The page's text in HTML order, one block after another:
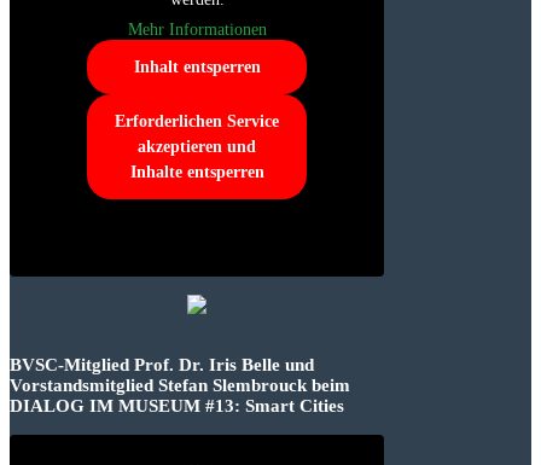
Mehr Informationen
Inhalt entsperren
Erforderlichen Service
akzeptieren und
Inhalte entsperren
BVSC-Mitglied Prof. Dr. Iris Belle und
Vorstandsmitglied Stefan Slembrouck beim
DIALOG IM MUSEUM #13: Smart Cities